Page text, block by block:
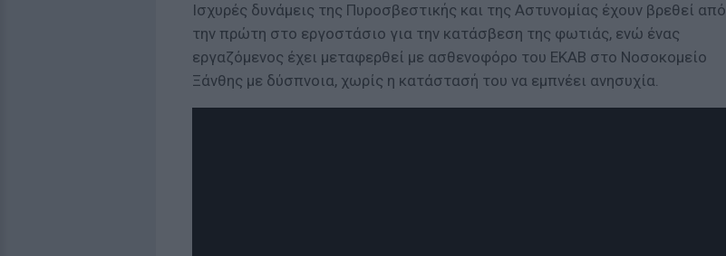
Ισχυρές δυνάμεις της Πυροσβεστικής και της Αστυνομίας έχουν βρεθεί από
την πρώτη στο εργοστάσιο για την κατάσβεση της φωτιάς, ενώ ένας
εργαζόμενος έχει μεταφερθεί με ασθενοφόρο του ΕΚΑΒ στο Νοσοκομείο
Ξάνθης με δύσπνοια, χωρίς η κατάστασή του να εμπνέει ανησυχία.